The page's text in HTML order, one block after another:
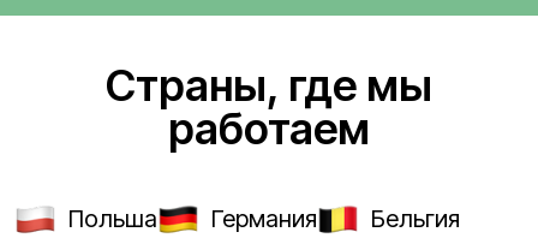
Страны, где мы
работаем
Польша Германия
Бельгия